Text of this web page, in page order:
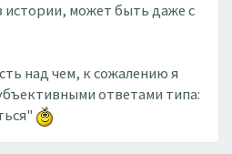
истории, может быть даже с
над чем, к сожалению я
ответами типа: